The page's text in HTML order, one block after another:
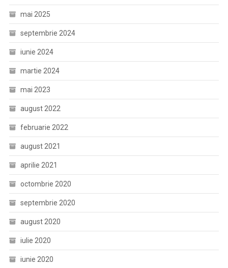
mai 2025
septembrie 2024
iunie 2024
martie 2024
mai 2023
august 2022
februarie 2022
august 2021
aprilie 2021
octombrie 2020
septembrie 2020
august 2020
iulie 2020
iunie 2020